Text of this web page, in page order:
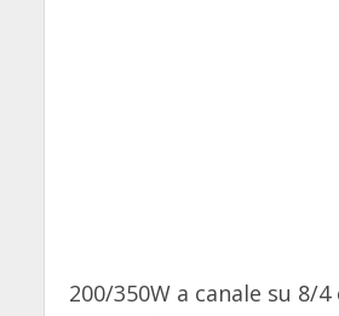
200/350W a canale su 8/